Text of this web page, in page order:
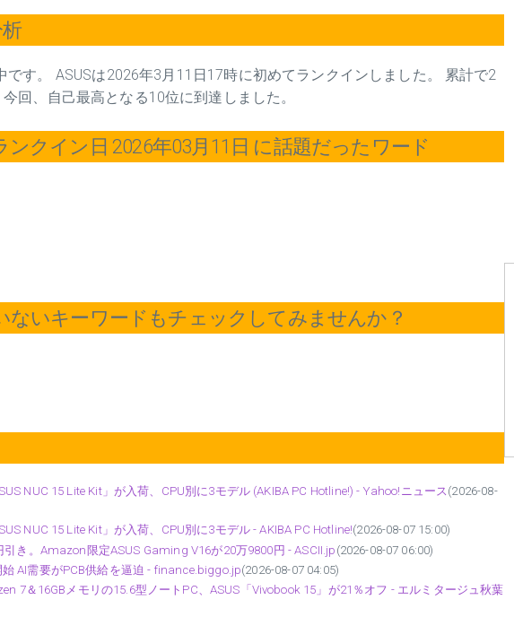
です。 ASUSは2026年3月11日17時に初めてランクインしました。 累計で2
回、自己最高となる10位に到達しました。
クイン日 2026年03月11日 に話題だったワード
ないキーワードもチェックしてみませんか？
NUC 15 Lite Kit」が入荷、CPU別に3モデル (AKIBA PC Hotline!) - Yahoo!ニュース(2026-08-
NUC 15 Lite Kit」が入荷、CPU別に3モデル - AKIBA PC Hotline!(2026-08-07 15:00)
引き。Amazon限定ASUS Gaming V16が20万9800円 - ASCII.jp (2026-08-07 06:00)
AI需要がPCB供給を逼迫 - finance.biggo.jp(2026-08-07 04:05)
7＆16GBメモリの15.6型ノートPC、ASUS「Vivobook 15」が21％オフ - エルミタージュ秋葉